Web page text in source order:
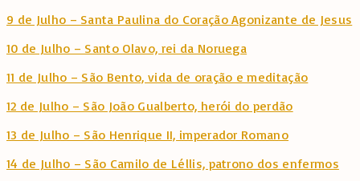
9 de Julho – Santa Paulina do Coração Agonizante de Jesus
10 de Julho – Santo Olavo, rei da Noruega
11 de Julho – São Bento, vida de oração e meditação
12 de Julho – São João Gualberto, herói do perdão
13 de Julho – São Henrique II, imperador Romano
14 de Julho – São Camilo de Léllis, patrono dos enfermos